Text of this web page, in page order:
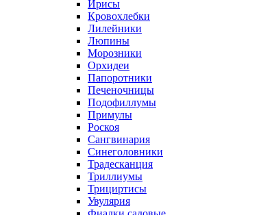
Ирисы
Кровохлебки
Лилейники
Люпины
Морозники
Орхидеи
Папоротники
Печеночницы
Подофиллумы
Примулы
Роскоя
Сангвинария
Синеголовники
Традесканция
Триллиумы
Трициртисы
Увулярия